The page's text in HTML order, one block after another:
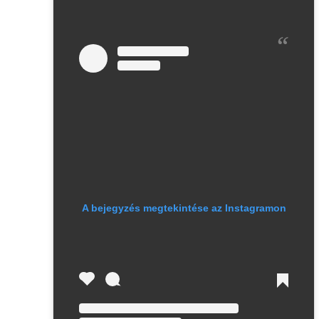
A bejegyzés megtekintése az Instagramon